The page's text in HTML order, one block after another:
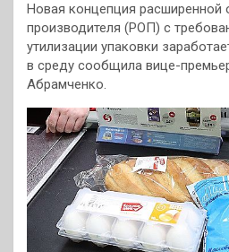
Новая концепция расширенной
производителя (РОП) с
утилизации упаковки
в среду сообщила вице-
Абрамченко.